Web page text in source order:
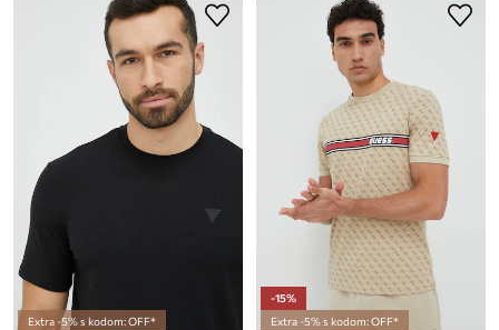
Extra -5% s kodom: OFF*
-15%
Extra -5% s kodom: OFF*